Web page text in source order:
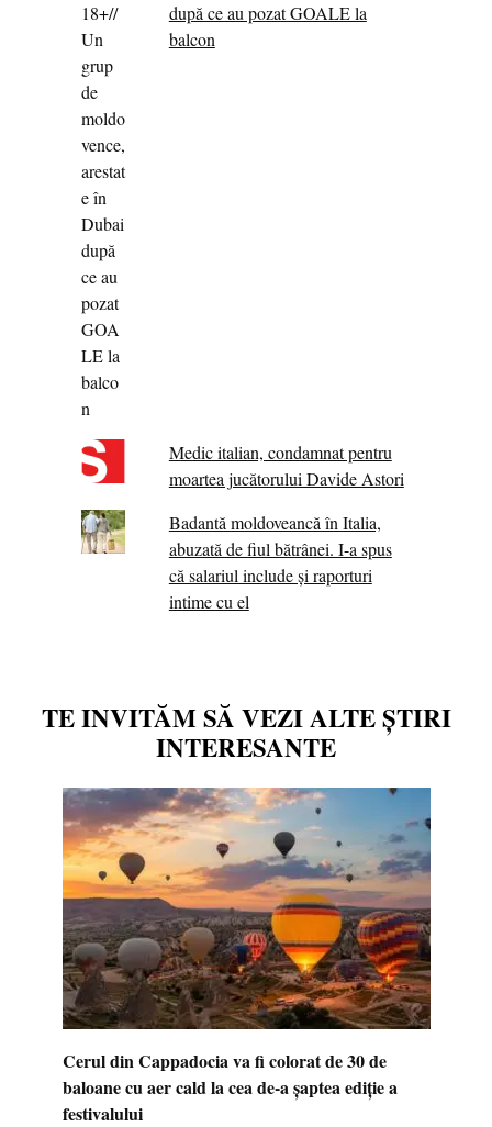
după ce au pozat GOALE la
balcon
Medic italian, condamnat pentru
moartea jucătorului Davide Astori
Badantă moldoveancă în Italia,
abuzată de fiul bătrânei. I-a spus
că salariul include și raporturi
intime cu el
TE INVITĂM SĂ VEZI ALTE ȘTIRI
INTERESANTE
Cerul din Cappadocia va fi colorat de 30 de
baloane cu aer cald la cea de-a șaptea ediție a
festivalului